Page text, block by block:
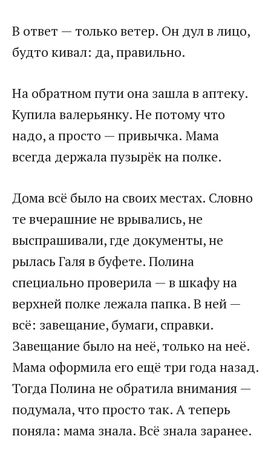
В ответ — только ветер. Он дул в лицо,
будто кивал: да, правильно.
На обратном пути она зашла в аптеку.
Купила валерьянку. Не потому что
надо, а просто — привычка. Мама
всегда держала пузырёк на полке.
Дома всё было на своих местах. Словно
те вчерашние не врывались, не
выспрашивали, где документы, не
рылась Галя в буфете. Полина
специально проверила — в шкафу на
верхней полке лежала папка. В ней —
всё: завещание, бумаги, справки.
Завещание было на неё, только на неё.
Мама оформила его ещё три года назад.
Тогда Полина не обратила внимания —
подумала, что просто так. А теперь
поняла: мама знала. Всё знала заранее.